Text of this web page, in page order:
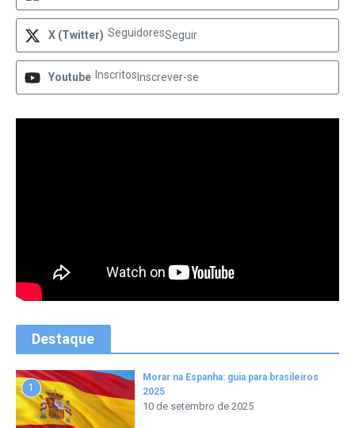
X (Twitter) SeguidoresSeguir
Youtube Inscritos Inscrever-se
Destaque
1
Morar na Espanha: guia para brasileiros
2025
10 de setembro de 2025